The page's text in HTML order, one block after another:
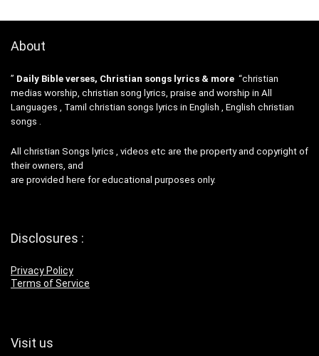
About
” Daily Bible verses, Christian songs lyrics & more “christian
medias worship, christian song lyrics, praise and worship in All
Languages , Tamil christian songs lyrics in English , English christian
songs .
All christian Songs lyrics , videos etc are the property and copyright of
their owners, and
are provided here for educational purposes only.
Disclosures :
Privacy Policy
Terms of Service
Visit us